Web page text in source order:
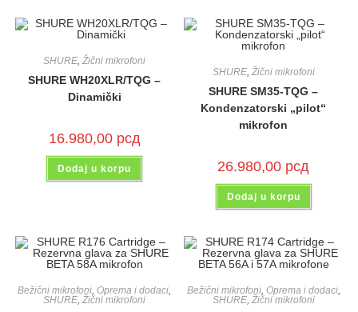
SHURE ,Žični mikrofoni
SHURE WH20XLR/TQG –
Dinamički
16.980,00 рсд
Dodaj u korpu
SHURE, Žični mikrofoni
SHURE SM35-TQG –
Kondenzatorski „pilot“
mikrofon
26.980,00 рсд
Dodaj u korpu
Bežični mikrofoni,Oprema i dodaci,
SHURE,Žični mikrofoni
Bežični mikrofoni, Oprema i dodaci,
SHURE, Žični mikrofoni